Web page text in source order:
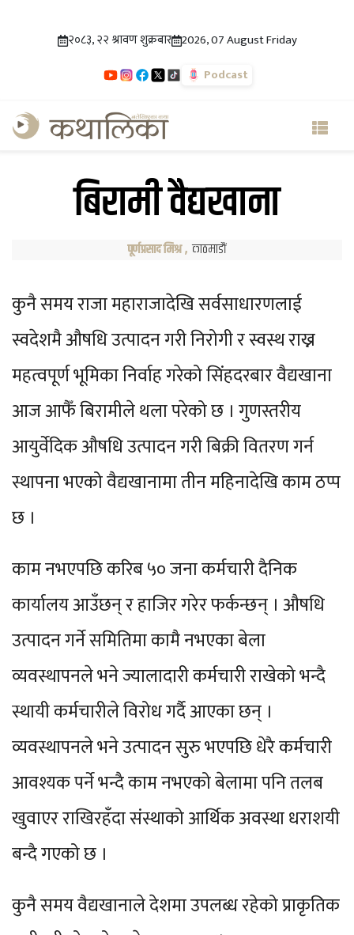
२०८३, २२ श्रावण शुक्रबार 2026, 07 August Friday
Podcast
बिरामी वैद्यखाना
पूर्णप्रसाद मिश्र, काठमाडौं
कुनै समय राजा महाराजादेखि सर्वसाधारणलाई
स्वदेशमै औषधि उत्पादन गरी निरोगी र स्वस्थ राख्न
महत्वपूर्ण भूमिका निर्वाह गरेको सिंहदरबार वैद्यखाना
आज आफैँ बिरामीले थला परेको छ । गुणस्तरीय
आयुर्वेदिक औषधि उत्पादन गरी बिक्री वितरण गर्न
स्थापना भएको वैद्यखानामा तीन महिनादेखि काम ठप्प
छ ।
काम नभएपछि करिब ५० जना कर्मचारी दैनिक
कार्यालय आउँछन् र हाजिर गरेर फर्कन्छन् । औषधि
उत्पादन गर्ने समितिमा कामै नभएका बेला
व्यवस्थापनले भने ज्यालादारी कर्मचारी राखेको भन्दै
स्थायी कर्मचारीले विरोध गर्दै आएका छन् ।
व्यवस्थापनले भने उत्पादन सुरु भएपछि धेरै कर्मचारी
आवश्यक पर्ने भन्दै काम नभएको बेलामा पनि तलब
खुवाएर राखिरहँदा संस्थाको आर्थिक अवस्था धराशयी
बन्दै गएको छ ।
कुनै समय वैद्यखानाले देशमा उपलब्ध रहेको प्राकृतिक